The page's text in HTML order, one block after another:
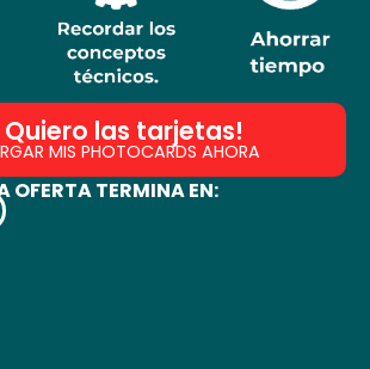
Quiero las tarjetas!
MIS PHOTOCARDS AHORA
OFERTA TERMINA EN: